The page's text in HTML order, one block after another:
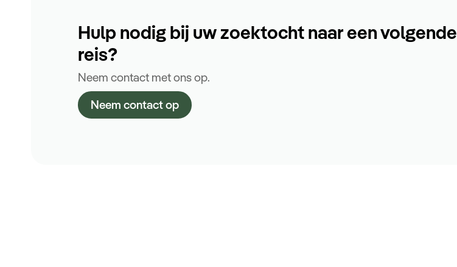
Hulp nodig bij uw zoektocht naar een volgende
reis?
Neem contact met ons op.
Neem contact op